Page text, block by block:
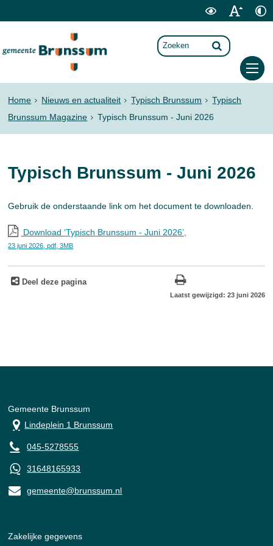
Home Nieuws en actualiteit Typisch Brunssum
Typisch
Brunssum Magazine
Typisch Brunssum - Juni 2026
Typisch Brunssum - Juni 2026
Gebruik de onderstaande link om het document te downloaden.
Download ‘Typisch Brunssum - Juni 2026’,
23 juni 2026,pdf , 3MB
Deel deze pagina
Laatst gewijzigd: 23 juni 2026
Gemeente Brunssum
Lindeplein 1 Brunssum
045-5278555
31648165933
gemeente@brunssum.nl
Zakelijke gegevens